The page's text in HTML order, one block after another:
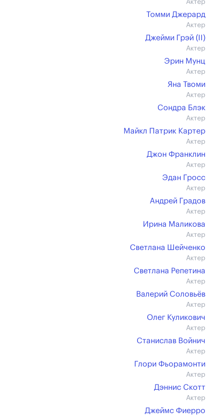
Актер
Томми Джерард
Актер
Джейми Грэй (II)
Актер
Эрин Мунц
Актер
Яна Твоми
Актер
Сондра Блэк
Актер
Майкл Патрик Картер
Актер
Джон Франклин
Актер
Эдан Гросс
Актер
Андрей Градов
Актер
Ирина Маликова
Актер
Светлана Шейченко
Актер
Светлана Репетина
Актер
Валерий Соловьёв
Актер
Олег Куликович
Актер
Станислав Войнич
Актер
Глори Фьорамонти
Актер
Дэннис Скотт
Актер
Джеймс Фиерро